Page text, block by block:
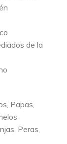
de la
Papas,
Peras,